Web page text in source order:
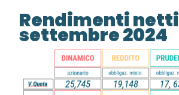
Rendimenti netti
settembre 2024